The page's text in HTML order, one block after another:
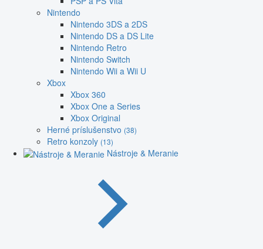
Nintendo
Nintendo 3DS a 2DS
Nintendo DS a DS Lite
Nintendo Retro
Nintendo Switch
Nintendo Wii a Wii U
Xbox
Xbox 360
Xbox One a Series
Xbox Original
Herné príslušenstvo (38)
Retro konzoly (13)
Nástroje & Meranie